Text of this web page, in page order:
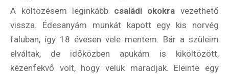
A költözésem leginkább családi okokra vezethető
vissza. Édesanyám munkát kapott egy kis norvég
faluban, így 18 évesen vele mentem. Bár a szüleim
elváltak, de időközben apukám is kiköltözött,
kézenfekvő volt, hogy velük maradjak. Eleinte egy